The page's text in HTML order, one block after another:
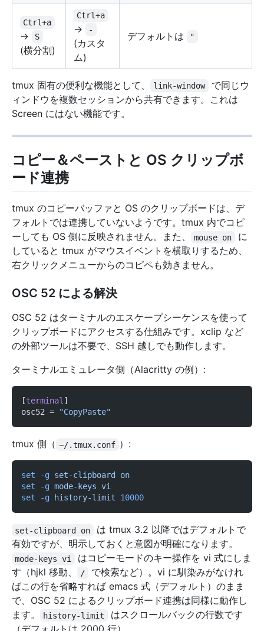
Ctrl+a
→ S
(横分割)
Ctrl+a
→ -
(カスタ
ム)
デフォルトは "
tmux 固有の便利な機能として、 link-window
で同じウ
ィンドウを複数セッションから共有できます。これは
Screen にはない機能です。
コピー＆ペーストと OS クリップボ
ード連携
tmux のコピーバッファと OS のクリップボードは、デ
フォルトでは連携していないようです。tmux 内でコピ
ーしても OS 側に反映されません。また、
mouse on
に
していると tmux がマウスイベントを横取りするため、
右クリックメニューからのコピペも効きません。
OSC 52 による解決
OSC 52 はターミナルのエスケープシーケンスを使って
クリップボードにアクセスする仕組みです。xclip など
の外部ツールは不要で、SSH 越しでも動作します。
ターミナルエミュレータ側（Alacritty の例）:
[terminal]
osc52 = "CopyPaste"
tmux 側（ ~/.tmux.conf ）:
set -g set-clipboard on
set -g mode-keys vi
set -g history-limit 10000
set-clipboard on
は tmux 3.2 以降ではデフォルトで
有効ですが、明示しておくと意図が明確になります。
mode-keys vi
はコピーモードのキー操作を vi 式にしま
す（hjkl 移動、
/
で検索など）。vi に馴染みがなけれ
ばこの行を省略すれば emacs 式（デフォルト）のまま
で、OSC 52 によるクリップボード連携は同様に動作し
ます。
history-limit
はスクロールバックの行数です